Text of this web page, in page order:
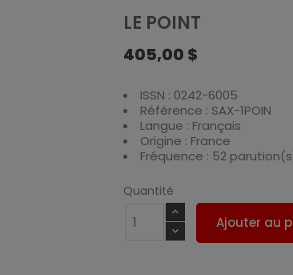
LE POINT
405,00 $
ISSN : 0242-6005
Référence : SAX-1POIN
Langue : Français
Origine : France
Fréquence : 52
Quantité
Ajouter au